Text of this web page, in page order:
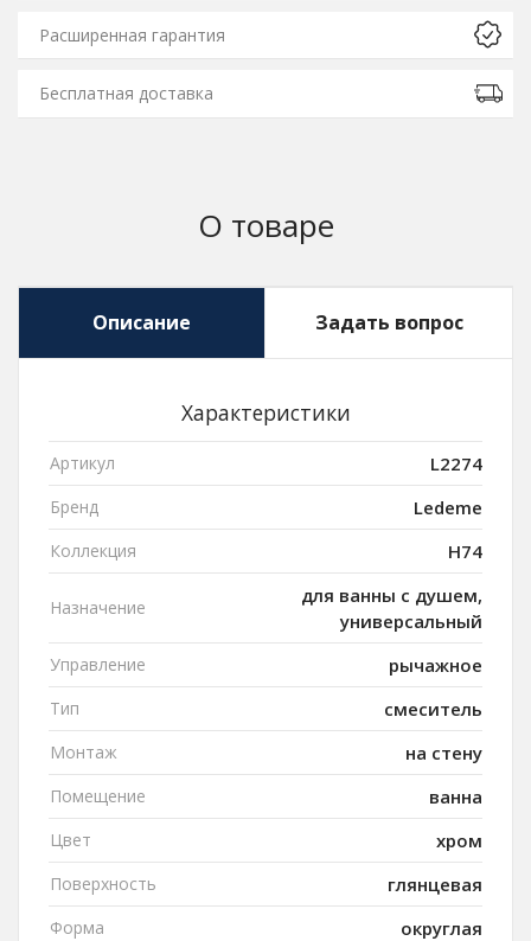
Расширенная гарантия
Бесплатная доставка
О товаре
Описание Задать вопрос
Характеристики
Артикул L2274
Бренд Ledeme
Коллекция H74
Назначение
для ванны с душем,
универсальный
Управление рычажное
Тип смеситель
Монтаж на стену
Помещение ванна
Цвет хром
Поверхность глянцевая
Форма округлая